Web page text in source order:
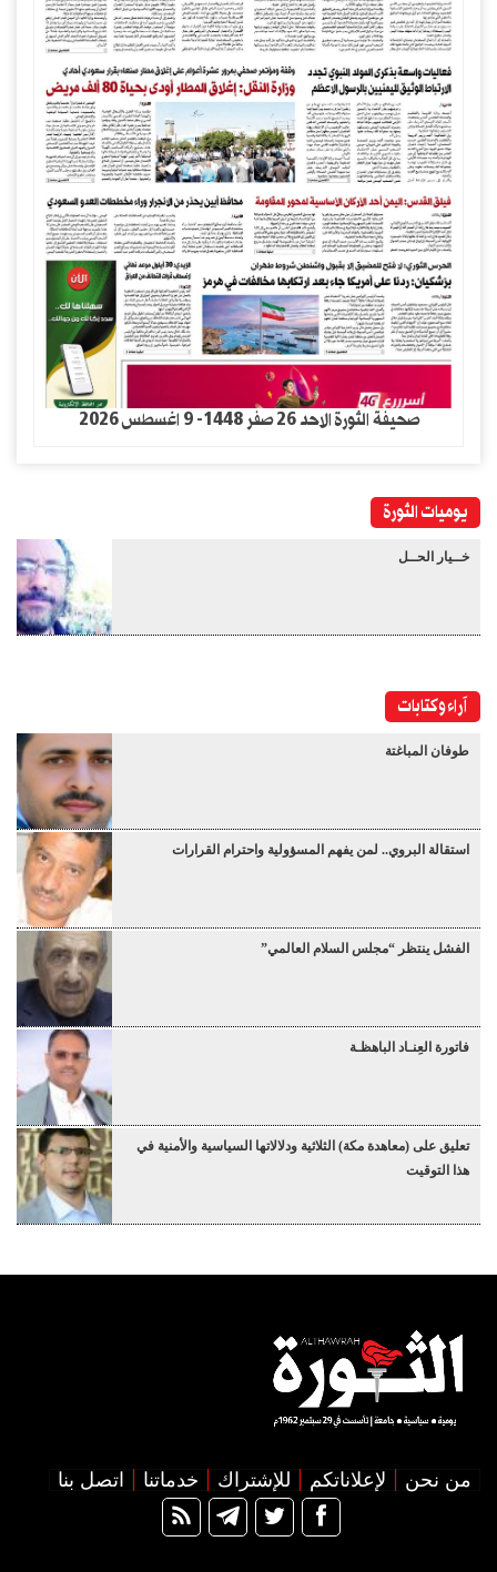
صحيفة الثورة الاحد 26 صفر 1448- 9 اغسطس 2026
يوميات الثورة
خــيار الحــل
آراء وكتابات
طوفان المباغتة
استقالة البروي.. لمن يفهم المسؤولية واحترام القرارات
الفشل ينتظر “مجلس السلام العالمي”
فاتورة العِنـاد الباهظـة
تعليق على (معاهدة مكة) الثلاثية ودلالاتها السياسية والأمنية في
هذا التوقيت
من نحن لإعلاناتكم للإشتراك خدماتنا اتصل بنا